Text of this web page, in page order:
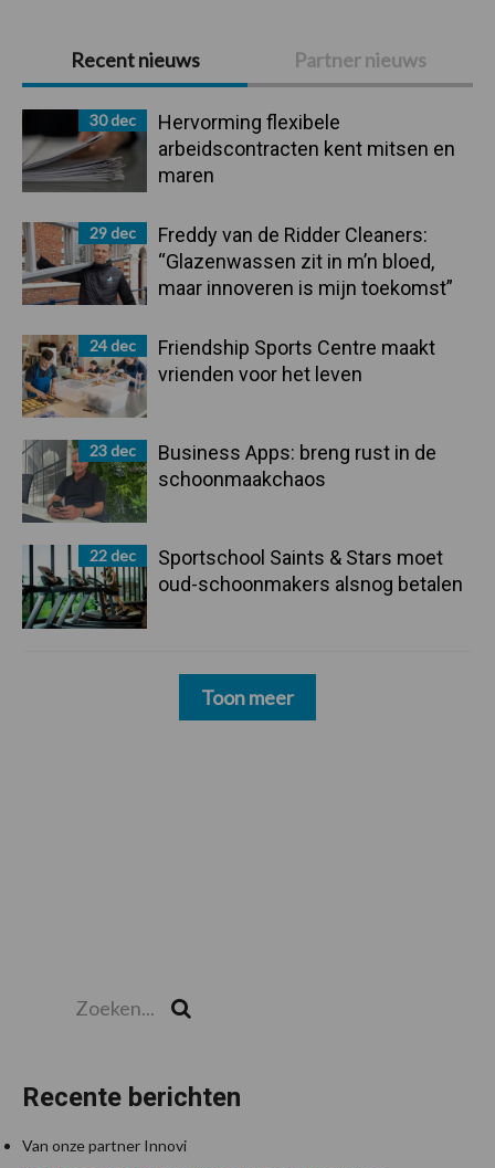
Primaire
Sidebar
Recent nieuws Partner nieuws
30 dec
Hervorming flexibele
arbeidscontracten kent mitsen en
maren
29 dec
Freddy van de Ridder Cleaners:
“Glazenwassen zit in m’n bloed,
maar innoveren is mijn toekomst”
24 dec
Friendship Sports Centre maakt
vrienden voor het leven
23 dec
Business Apps: breng rust in de
schoonmaakchaos
22 dec
Sportschool Saints & Stars moet
oud-schoonmakers alsnog betalen
Toon meer
Recente berichten
Van onze partner Innovi